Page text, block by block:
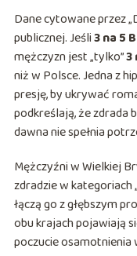
Dane cytowane przez
publicznej. Jeśli3 na 5
mężczyzn jest „tylko”3
niż w Polsce. Jedna z
presję, by ukrywać
podkreślają, że zdrada
dawna nie spełnia
Mężczyźni w Wielkiej
zdradzie w kategoriach
łączą go z głębszym
obu krajach pojawiają
poczucie